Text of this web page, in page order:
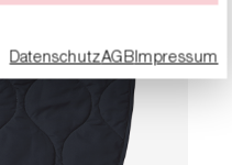
DatenschutzAGBImpressum